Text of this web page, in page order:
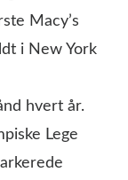
Macy’s
i New York
hvert år.
Lege